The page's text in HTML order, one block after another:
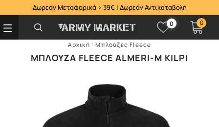
Δωρεάν Μεταφορικά > 39€ | Δωρεάν Αντικαταβολή
0 0
Αρχική /Μπλούζες Fleece
ΜΠΛΟΎΖΑ FLEECE ALMERI-M KILPI